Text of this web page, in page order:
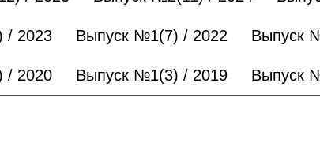
/ 2023 Выпуск №1(7) / 2022 Выпуск
/ 2020 Выпуск №1(3) / 2019 Выпуск